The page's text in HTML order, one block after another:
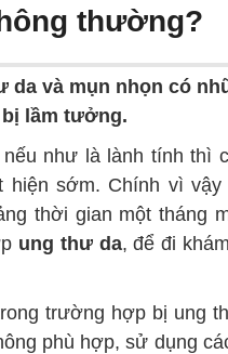
thường?
da và mụn nhọn có
lầm tưởng.
như là lành tính thì
hiện sớm. Chính vì
thời gian một tháng
ung thư da, để đi
trường hợp bị ung
phù hợp, sử dụng